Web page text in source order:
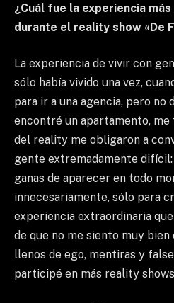
¿Cuál fue la experiencia
durante el reality show «De
La experiencia de vivir con
sólo había vivido una vez,
para ir a una agencia, pero no
encontré un apartamento, me
del reality me obligaron a
gente extremadamente difícil:
ganas de aparecer en todo
innecesariamente, sólo para
experiencia extraordinaria
de que no me siento muy
llenos de ego, mentiras y
participé en más reality